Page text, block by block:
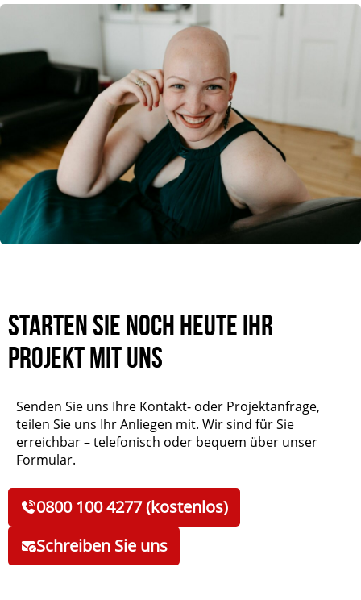
Starten Sie noch heute Ihr
Projekt mit uns
Senden Sie uns Ihre Kontakt- oder Projektanfrage,
teilen Sie uns Ihr Anliegen mit. Wir sind für Sie
erreichbar – telefonisch oder bequem über unser
Formular.
0800 100 4277 (kostenlos)
Schreiben Sie uns